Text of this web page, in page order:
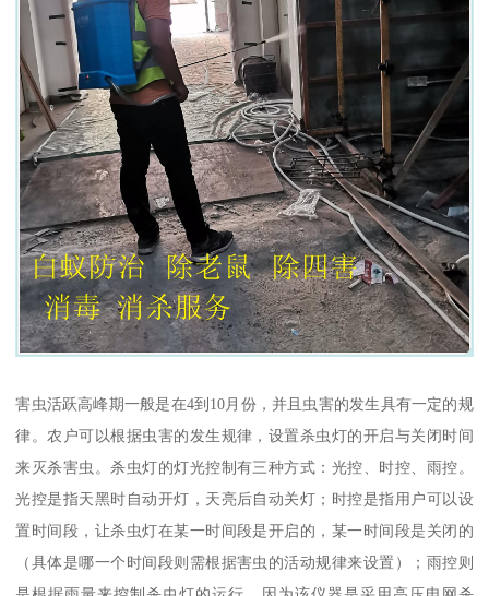
害虫活跃高峰期一般是在4到10月份，并且虫害的发生具有一定的规
律。农户可以根据虫害的发生规律，设置杀虫灯的开启与关闭时间
来灭杀害虫。杀虫灯的灯光控制有三种方式：光控、时控、雨控。
光控是指天黑时自动开灯，天亮后自动关灯；时控是指用户可以设
置时间段，让杀虫灯在某一时间段是开启的，某一时间段是关闭的
（具体是哪一个时间段则需根据害虫的活动规律来设置）；雨控则